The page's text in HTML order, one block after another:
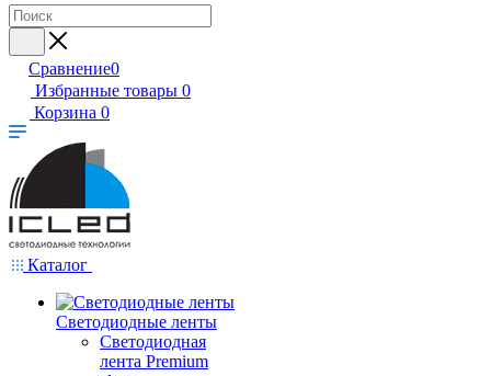
Сравнение0
Избранные товары 0
Корзина 0
Каталог
Светодиодные ленты
Светодиодная
лента Premium